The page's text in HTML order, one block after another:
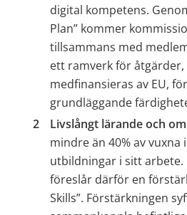
digital kompetens.
Plan” kommer
tillsammans med
ett ramverk för
medfinansieras av EU,
grundläggande
Livslångt lärande och
mindre än 40% av vuxna
utbildningar i sitt arbete.
föreslår därför en
Skills”. Förstärkningen